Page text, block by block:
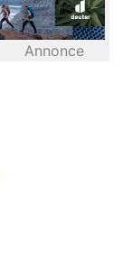
Annonce